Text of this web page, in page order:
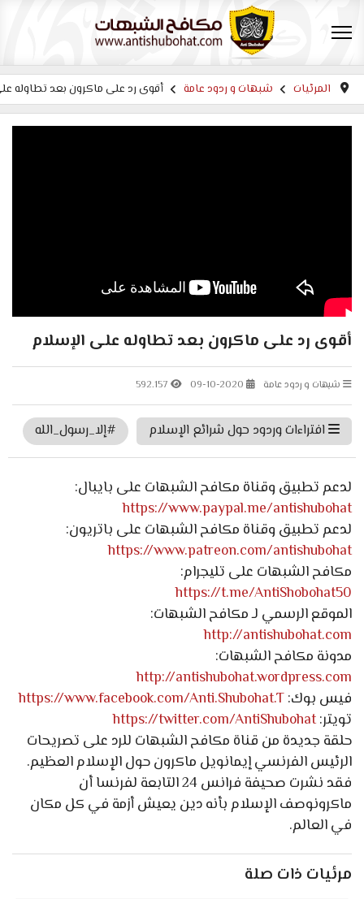
المرئيات شبهات و ردود عامة أقوى رد على ماكرون بعد تطاوله
أقوى رد على ماكرون بعد تطاوله على الإسلام
شبهات و ردود عامة 09-10-2020
592.157
افتراءات وردود حول شرائع الإسلام #إلا_رسول_الله
لدعم تطبيق وقناة مكافح الشبهات على بايبال:
https://www.paypal.me/antishubohat
لدعم تطبيق وقناة مكافح الشبهات على باتريون:
https://www.patreon.com/antishubohat
مكافح الشبهات على تليجرام:
https://t.me/AntiShobohat50
الموقع الرسمي لـ مكافح الشبهات:
http://antishubohat.com
مدونة مكافح الشبهات:
http://antishubohat.wordpress.com
فيس بوك:https://www.facebook.com/Anti.Shubohat.T
تويتر:https://twitter.com/AntiShubohat
حلقة جديدة من قناة مكافح الشبهات للرد على تصريحات
الرئيس الفرنسي إيمانويل ماكرون حول الإسلام العظيم.
فقد نشرت صحيفة فرانس 24 التابعة لفرنسا أن
ماكرونوصف الإسلام بأنه دين يعيش أزمة في كل مكان
في العالم.
مرئيات ذات صلة